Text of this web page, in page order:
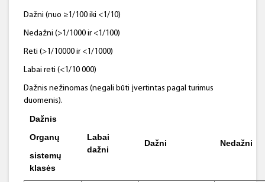
Dažni (nuo ≥1/100 iki <1/10)
Nedažni (>1/1000 ir <1/100)
Reti (>1/10000 ir <1/1000)
Labai reti (<1/10 000)
Dažnis nežinomas (negali būti įvertintas pagal turimus
duomenis).
Dažnis
Organų
sistemų
klasės
Labai
dažni
Dažni Nedažni